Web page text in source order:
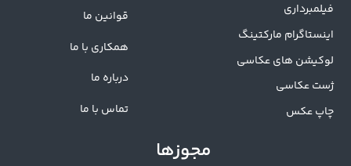
فیلمبرداری
اینستاگرام مارکتینگ
لوکیشن های عکاسی
ژست عکاسی
چاپ عکس
قوانین ما
همکاری با ما
درباره ما
تماس با ما
مجوزها